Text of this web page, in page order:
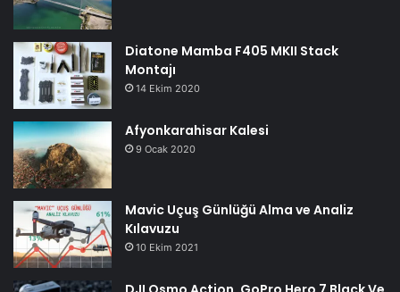
Diatone Mamba F405 MKII Stack
Montajı
14 Ekim 2020
Afyonkarahisar Kalesi
9 Ocak 2020
Mavic Uçuş Günlüğü Alma ve Analiz
Kılavuzu
10 Ekim 2021